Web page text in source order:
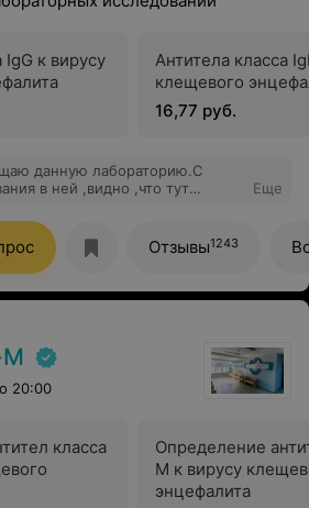
IgG к вирусу
Антитела класса
клещевого
16,77 руб.
данную лабораторию.С
в ней ,видно ,что тут
администратор.
всё что не понятно. В
медсестра безболезненно и
Еще
Отзывы1243
М
20:00
класса
Определение
М к вирусу
энцефалита